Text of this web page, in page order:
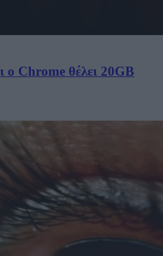
ο Chrome θέλει 20GB